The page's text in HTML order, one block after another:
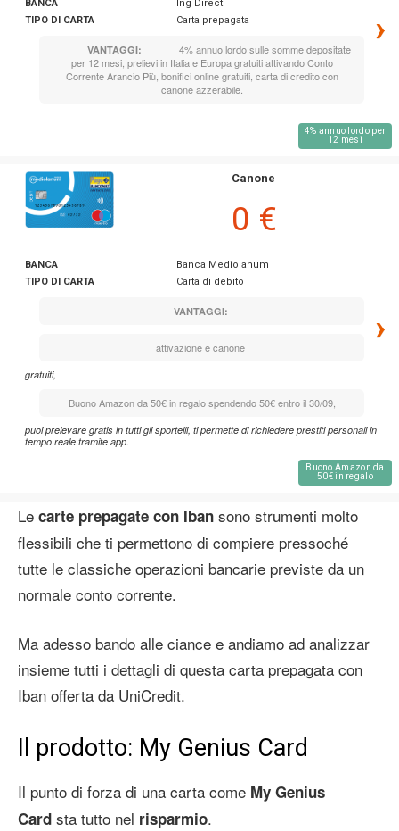
BANCA
Ing Direct
TIPO DI CARTA
Carta prepagata
VANTAGGI:
4% annuo lordo sulle somme depositate
per 12 mesi, prelievi in Italia e Europa gratuiti attivando Conto
Corrente Arancio Più, bonifici online gratuiti, carta di credito con
canone azzerabile.
›
4% annuo lordo per
12 mesi
BANCA
Banca Mediolanum
TIPO DI CARTA
Carta di debito
VANTAGGI:
attivazione e canone
gratuiti,
Buono Amazon da 50€ in regalo spendendo 50€ entro il 30/09,
puoi prelevare gratis in tutti gli sportelli, ti permette di richiedere prestiti personali in
tempo reale tramite app.
Canone
0 €
›
Buono Amazon da
50€ in regalo
Le carte prepagate con Iban sono strumenti molto
flessibili che ti permettono di compiere pressoché
tutte le classiche operazioni bancarie previste da un
normale conto corrente.
Ma adesso bando alle ciance e andiamo ad analizzar
insieme tutti i dettagli di questa carta prepagata con
Iban offerta da UniCredit.
Il prodotto: My Genius Card
Il punto di forza di una carta come My Genius
Card sta tutto nel risparmio.